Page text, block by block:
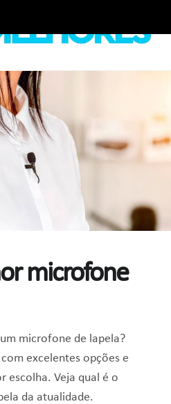
microfone
microfone de lapela?
excelentes opções e
escolha. Veja qual é o
da atualidade.